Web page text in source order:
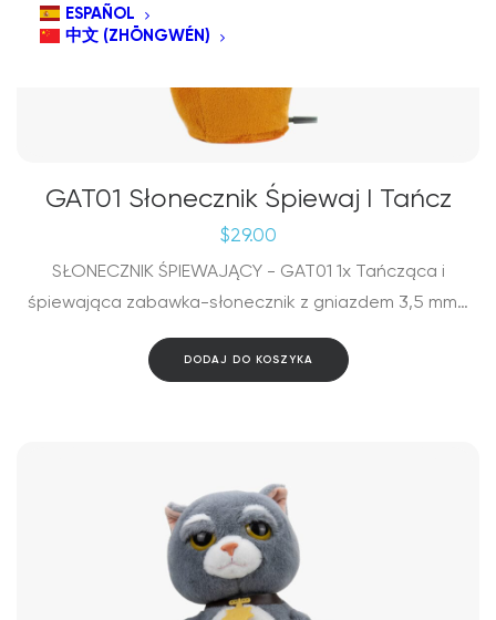
ESPAÑOL
中文 (ZHŌNGWÉN)
GAT01 Słonecznik Śpiewaj I Tańcz
$29.00
SŁONECZNIK ŚPIEWAJĄCY - GAT01 1x Tańcząca i
śpiewająca zabawka-słonecznik z gniazdem 3,5 mm…
DODAJ DO KOSZYKA